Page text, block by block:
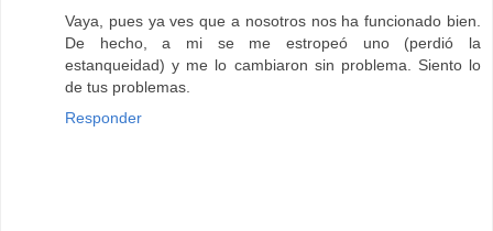
Vaya, pues ya ves que a nosotros nos ha funcionado bien.
De hecho, a mi se me estropeó uno (perdió la
estanqueidad) y me lo cambiaron sin problema. Siento lo
de tus problemas.
Responder